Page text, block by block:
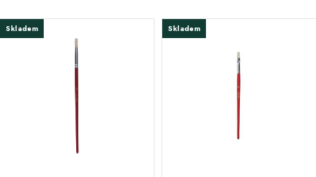
Skladem Skladem